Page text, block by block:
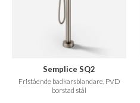
Semplice SQ2
Fristående badkarsblandare, PVD
borstad stål